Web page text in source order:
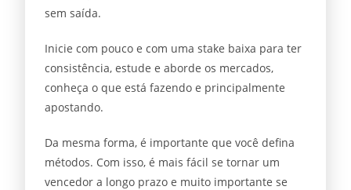
sem saída.
Inicie com pouco e com uma stake baixa para ter
consistência, estude e aborde os mercados,
conheça o que está fazendo e principalmente
apostando.
Da mesma forma, é importante que você defina
métodos. Com isso, é mais fácil se tornar um
vencedor a longo prazo e muito importante se